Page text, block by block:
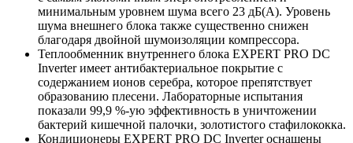
минимальным уровнем шума всего 23 дБ(А). Уровень
шума внешнего блока также существенно снижен
благодаря двойной шумоизоляции компрессора.
Теплообменник внутреннего блока EXPERT PRO DC
Inverter имеет антибактериальное покрытие с
содержанием ионов серебра, которое препятствует
образованию плесени. Лабораторные испытания
показали 99,9 %-ую эффективность в уничтожении
бактерий кишечной палочки, золотистого стафилококка.
Кондиционеры EXPERT PRO DC Inverter оснащены